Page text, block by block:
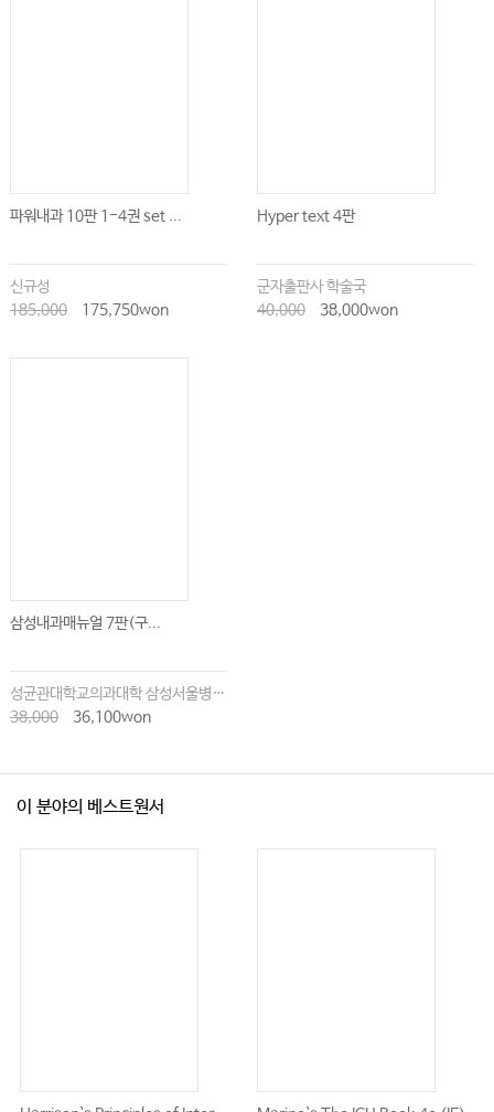
파워내과 10판 1-4권 set ...
신규성
185,000
175,750won
Hyper text 4판
군자출판사 학술국
40,000
38,000won
삼성내과매뉴얼 7판(구...
성균관대학교의과대학 삼성서울병원내과
38,000
36,100won
이 분야의 베스트원서